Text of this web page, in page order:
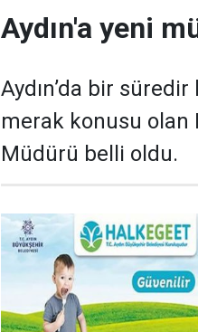
Aydın'a yeni
Aydın’da bir
merak konusu olan
Müdürü belli oldu.